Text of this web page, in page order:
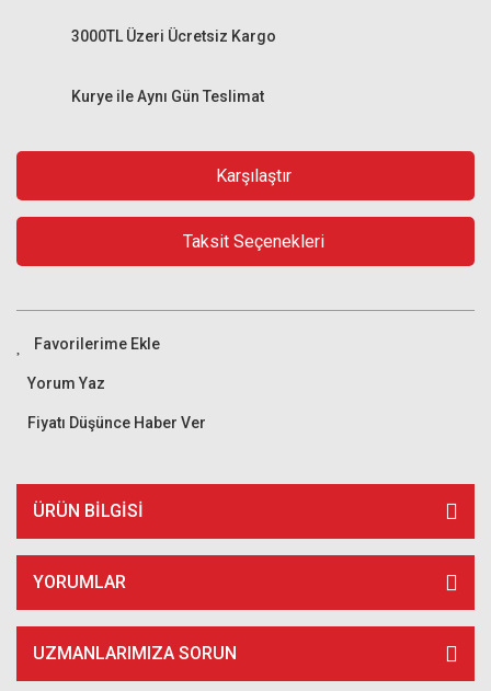
Kurye ile Aynı Gün Teslimat
3000TL Üzeri Ücretsiz Kargo
Karşılaştır
Taksit Seçenekleri
Yorum Yaz
Fiyatı Düşünce Haber Ver
ÜRÜN BILGISI
YORUMLAR
UZMANLARIMIZA SORUN